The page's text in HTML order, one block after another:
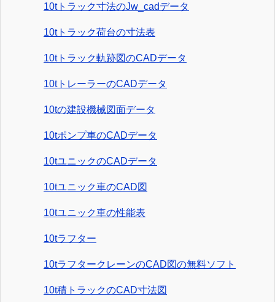
10tトラック寸法のJw_cadデータ
10tトラック荷台の寸法表
10tトラック軌跡図のCADデータ
10tトレーラーのCADデータ
10tの建設機械図面データ
10tポンプ車のCADデータ
10tユニックのCADデータ
10tユニック車のCAD図
10tユニック車の性能表
10tラフター
10tラフタークレーンのCAD図の無料ソフト
10t積トラックのCAD寸法図